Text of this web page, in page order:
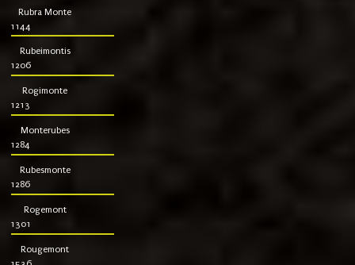
Rubra Monte
1144
Rubeimontis
1206
Rogimonte
1213
Monterubes
1284
Rubesmonte
1286
Rogemont
1301
Rougemont